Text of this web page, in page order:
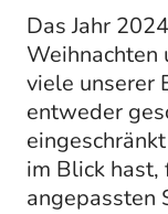
Das Jahr
Weihnachten
viele unserer
entweder
im Blick hast,
angepassten